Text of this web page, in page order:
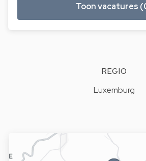
Toon vacatures
REGIO
Luxemburg